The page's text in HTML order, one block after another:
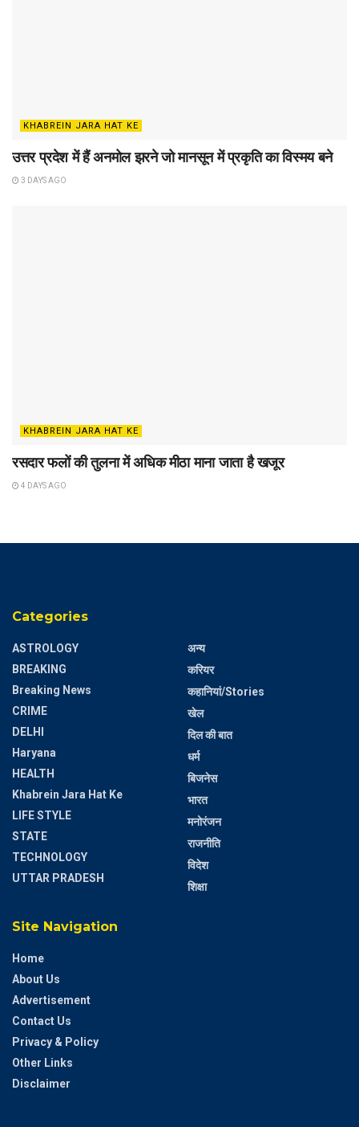
KHABREIN JARA HAT KE
उत्तर प्रदेश में हैं अनमोल झरने जो मानसून में प्रकृति का विस्मय बने
3 DAYS AGO
KHABREIN JARA HAT KE
रसदार फलों की तुलना में अधिक मीठा माना जाता है खजूर
4 DAYS AGO
Categories
ASTROLOGY
BREAKING
Breaking News
CRIME
DELHI
Haryana
HEALTH
Khabrein Jara Hat Ke
LIFE STYLE
STATE
TECHNOLOGY
UTTAR PRADESH
अन्य
करियर
कहानियां/Stories
खेल
दिल की बात
धर्म
बिजनेस
भारत
मनोरंजन
राजनीति
विदेश
शिक्षा
Site Navigation
Home
About Us
Advertisement
Contact Us
Privacy & Policy
Other Links
Disclaimer